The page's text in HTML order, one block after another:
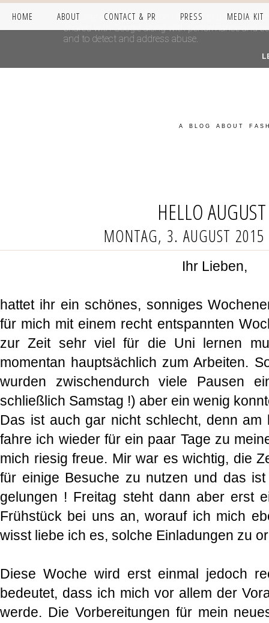
HOME ABOUT CONTACT & PR PRESS MEDIA KIT
A BLOG ABOUT
HELLO
MONTAG, 3. AUGUST 2015
Ihr Lieben,
hattet ihr ein schönes, sonniges
für mich mit einem recht entspannten
zur Zeit sehr viel für die Uni lernen
momentan hauptsächlich zum Arbeiten.
wurden zwischendurch viele Pausen
schließlich Samstag !) aber ein wenig
Das ist auch gar nicht schlecht, denn am
fahre ich wieder für ein paar Tage zu
mich riesig freue. Mir war es wichtig, die
für einige Besuche zu nutzen und das
gelungen ! Freitag steht dann aber erst
Frühstück bei uns an, worauf ich mich
wisst liebe ich es, solche Einladungen zu
Diese Woche wird erst einmal jedoch
bedeutet, dass ich mich vor allem der
werde. Die Vorbereitungen für mein
This site uses cookies from Google to deliver its
shared with Google along with performance and
and to detect and address abuse.